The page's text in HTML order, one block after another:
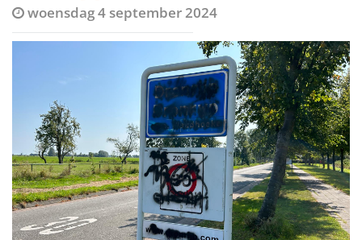
woensdag 4 september 2024